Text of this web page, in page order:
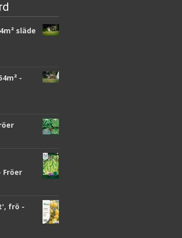
släde
-
Fröer
frö -